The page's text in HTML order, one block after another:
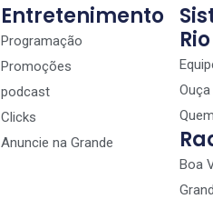
Entretenimento
Programação
Promoções
podcast
Clicks
Anuncie na Grande
Rio
Boa